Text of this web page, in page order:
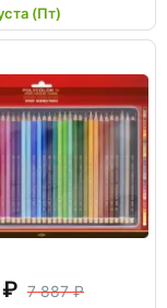
(Пт)
7 887